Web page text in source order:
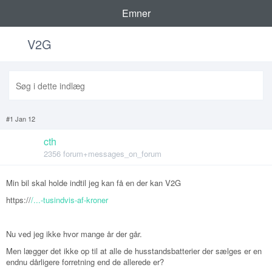
Emner
V2G
#1 Jan 12
cth
2356 forum+messages_on_forum
Min bil skal holde indtil jeg kan få en der kan V2G
https:///...-tusindvis-af-kroner
Nu ved jeg ikke hvor mange år der går.
Men lægger det ikke op til at alle de husstandsbatterier der sælges er en
endnu dårligere forretning end de allerede er?